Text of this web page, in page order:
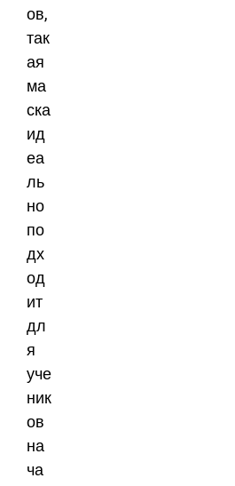
ов,
так
ая
ма
ска
ид
еа
ль
но
по
дх
од
ит
дл
я
уче
ник
ов
на
ча